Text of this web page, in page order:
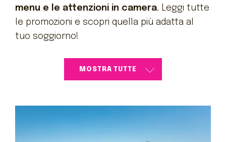
menu e le attenzioni in camera. Leggi tutte
le promozioni e scopri quella più adatta al
tuo soggiorno!